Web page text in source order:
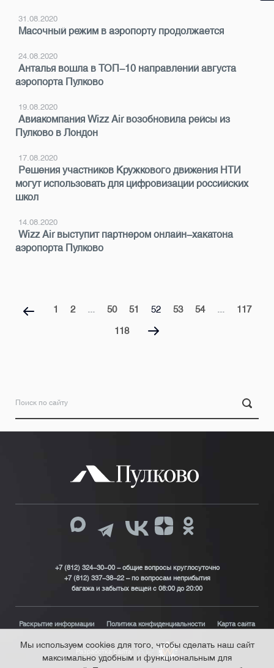
31.08.2020
Масочный режим в аэропорту продолжается
24.08.2020
Анталья вошла в ТОП-10 направлений августа
аэропорта Пулково
19.08.2020
Авиакомпания Wizz Air возобновила рейсы из
Пулково в Лондон
17.08.2020
Решения участников Кружкового движения НТИ
могут использовать для цифровизации российских
школ
14.08.2020
Wizz Air выступит партнером онлайн-хакатона
аэропорта Пулково
1 2 ... 50 51 52 53 54 ... 117
118
+7 (812) 324-30-00 - общие вопросы круглосуточно
+7 (812) 337-38-22 – по вопросам неприбытия
багажа и забытых вещей с 08:00 до 20:00
Раскрытие информации Политика конфиденциальности Карта сайта
Разработка сайта
Мы используем cookies для того, чтобы сделать наш сайт
максимально удобным и функциональным для